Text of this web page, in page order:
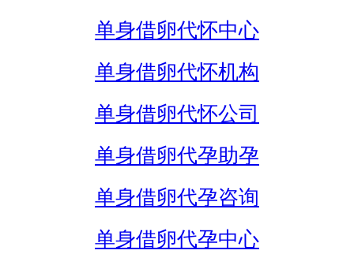
单身借卵代怀中心
单身借卵代怀机构
单身借卵代怀公司
单身借卵代孕助孕
单身借卵代孕咨询
单身借卵代孕中心